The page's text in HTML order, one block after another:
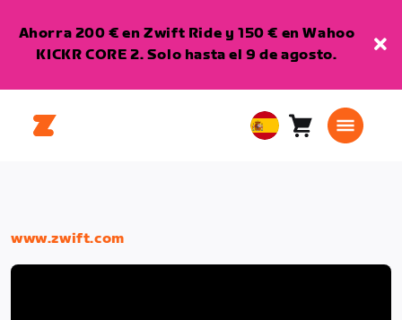
Ahorra 200 € en Zwift Ride y 150 € en Wahoo
KICKR CORE 2. Solo hasta el 9 de agosto.
EuropeanCarro0
www.zwift.com